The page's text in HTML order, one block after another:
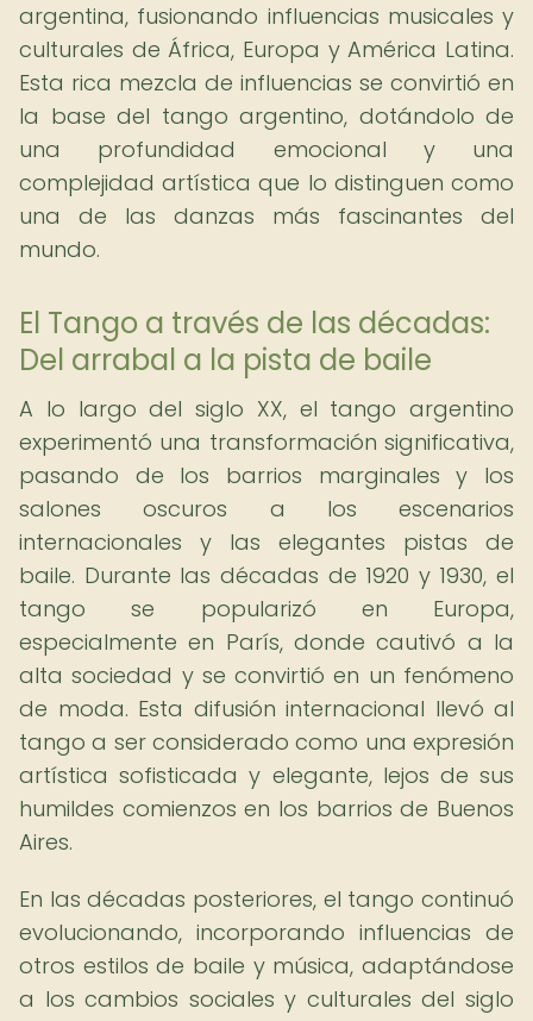
argentina, fusionando influencias musicales y
culturales de África, Europa y América Latina.
Esta rica mezcla de influencias se convirtió en
la base del tango argentino, dotándolo de
una profundidad emocional y una
complejidad artística que lo distinguen como
una de las danzas más fascinantes del
mundo.
El Tango a través de las décadas:
Del arrabal a la pista de baile
A lo largo del siglo XX, el tango argentino
experimentó una transformación significativa,
pasando de los barrios marginales y los
salones oscuros a los escenarios
internacionales y las elegantes pistas de
baile. Durante las décadas de 1920 y 1930, el
tango se popularizó en Europa,
especialmente en París, donde cautivó a la
alta sociedad y se convirtió en un fenómeno
de moda. Esta difusión internacional llevó al
tango a ser considerado como una expresión
artística sofisticada y elegante, lejos de sus
humildes comienzos en los barrios de Buenos
Aires.
En las décadas posteriores, el tango continuó
evolucionando, incorporando influencias de
otros estilos de baile y música, adaptándose
a los cambios sociales y culturales del siglo